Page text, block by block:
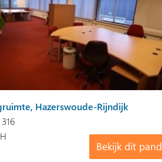
Hazerswoude-Rijndijk
Bekijk dit pand